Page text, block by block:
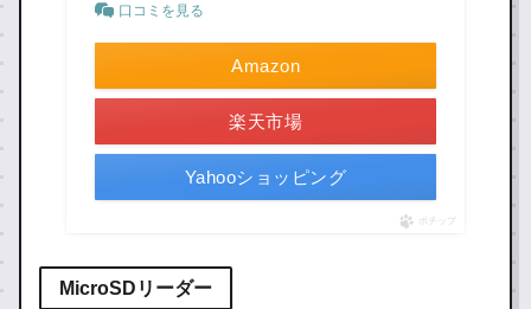
口コミを見る
Amazon
楽天市場
Yahooショッピング
ポチップ
MicroSDリーダー